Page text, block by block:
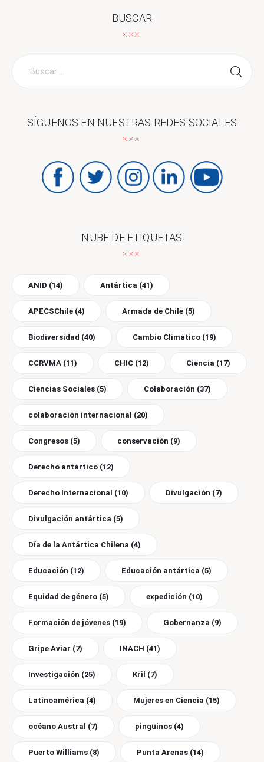
BUSCAR
SÍGUENOS EN NUESTRAS REDES SOCIALES
NUBE DE ETIQUETAS
ANID (14) Antártica (41)
APECSChile (4) Armada de Chile (5)
Biodiversidad (40) Cambio Climático (19)
CCRVMA (11) CHIC (12) Ciencia (17)
Ciencias Sociales (5) Colaboración (37)
colaboración internacional (20)
Congresos (5) conservación (9)
Derecho antártico (12)
Derecho Internacional (10) Divulgación (7)
Divulgación antártica (5)
Día de la Antártica Chilena (4)
Educación (12) Educación antártica (5)
Equidad de género (5) expedición (10)
Formación de jóvenes (19) Gobernanza (9)
Gripe Aviar (7) INACH (41)
Investigación (25) Kril (7)
Latinoamérica (4) Mujeres en Ciencia (15)
océano Austral (7) pingüinos (4)
Puerto Williams (8) Punta Arenas (14)